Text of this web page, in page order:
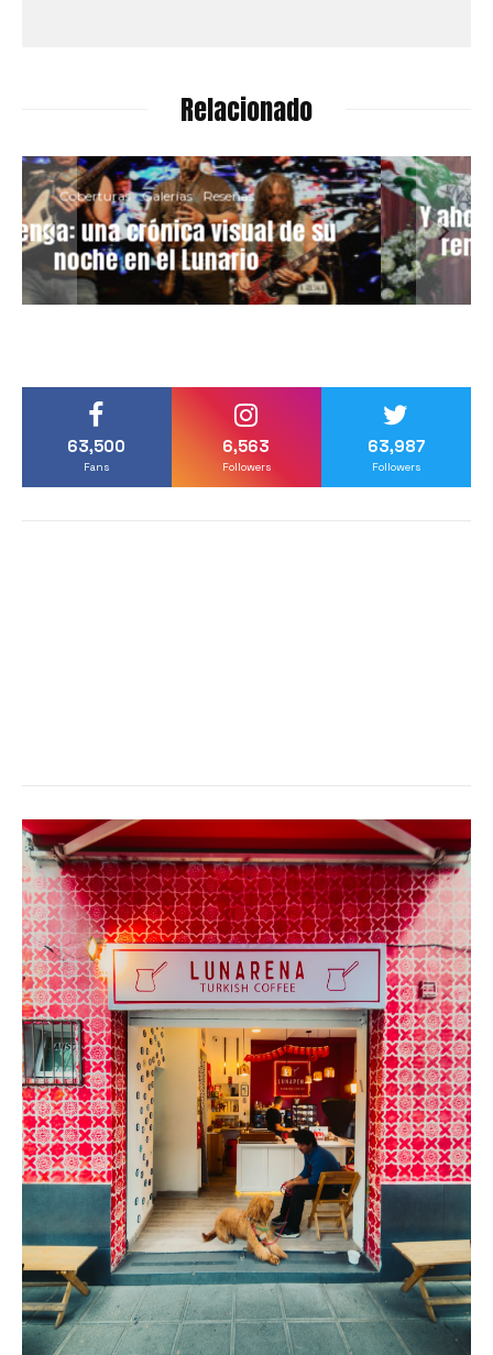
Relacionado
Coberturas Galerías Reseñas
Y ahora, la boda: así fue la emotiva
renovación de votos durante el
concierto de El TRI
63,500
Fans
6,563
Followers
63,987
Followers